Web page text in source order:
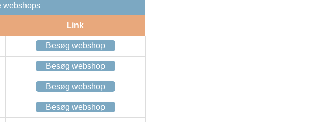
webshops
Link
Besøg webshop
Besøg webshop
Besøg webshop
Besøg webshop